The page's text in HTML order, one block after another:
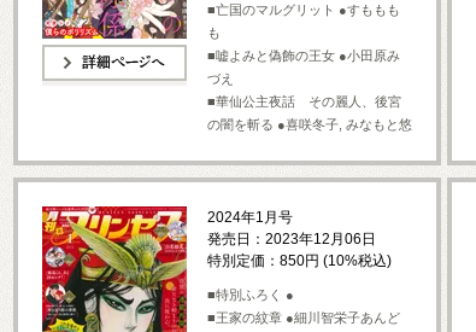
■亡国のマルグリット ●すももも
も
■嘘よみと偽飾の王女 ●小田原み
づえ
■華仙公主夜話 その麗人、後宮
の闇を斬る ●喜咲冬子, みなもと悠
2024年1月号
発売日：2023年12月06日
特別定価：850円 (10%税込)
■特別ふろく ●
■王家の紋章 ●細川智栄子あんど